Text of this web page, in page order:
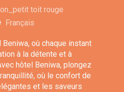
toit rouge
Français
Beniwa, où chaque instant
à la détente et à
hôtel Beniwa, plongez
où le confort de
et les saveurs